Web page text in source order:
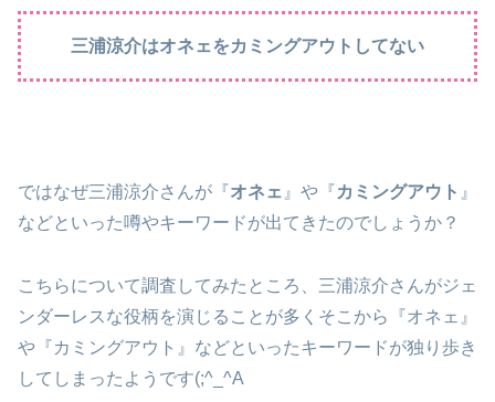
三浦涼介はオネェをカミングアウトしてない
ではなぜ三浦涼介さんが『オネェ 』や『カミングアウト 』
などといった噂やキーワードが出てきたのでしょうか？
こちらについて調査してみたところ、三浦涼介さんがジェ
ンダーレスな役柄を演じることが多くそこから『オネェ』
や『カミングアウト』などといったキーワードが独り歩き
してしまったようです(;^_^A